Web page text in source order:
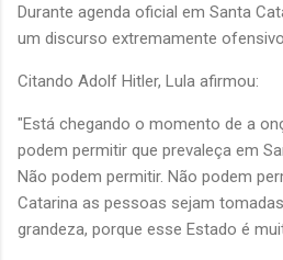
Durante agenda oficial em Santa
um discurso extremamente
Citando Adolf Hitler, Lula afirmou:
"Está chegando o momento de a
podem permitir que prevaleça em
Não podem permitir. Não podem
Catarina as pessoas sejam
grandeza, porque esse Estado é